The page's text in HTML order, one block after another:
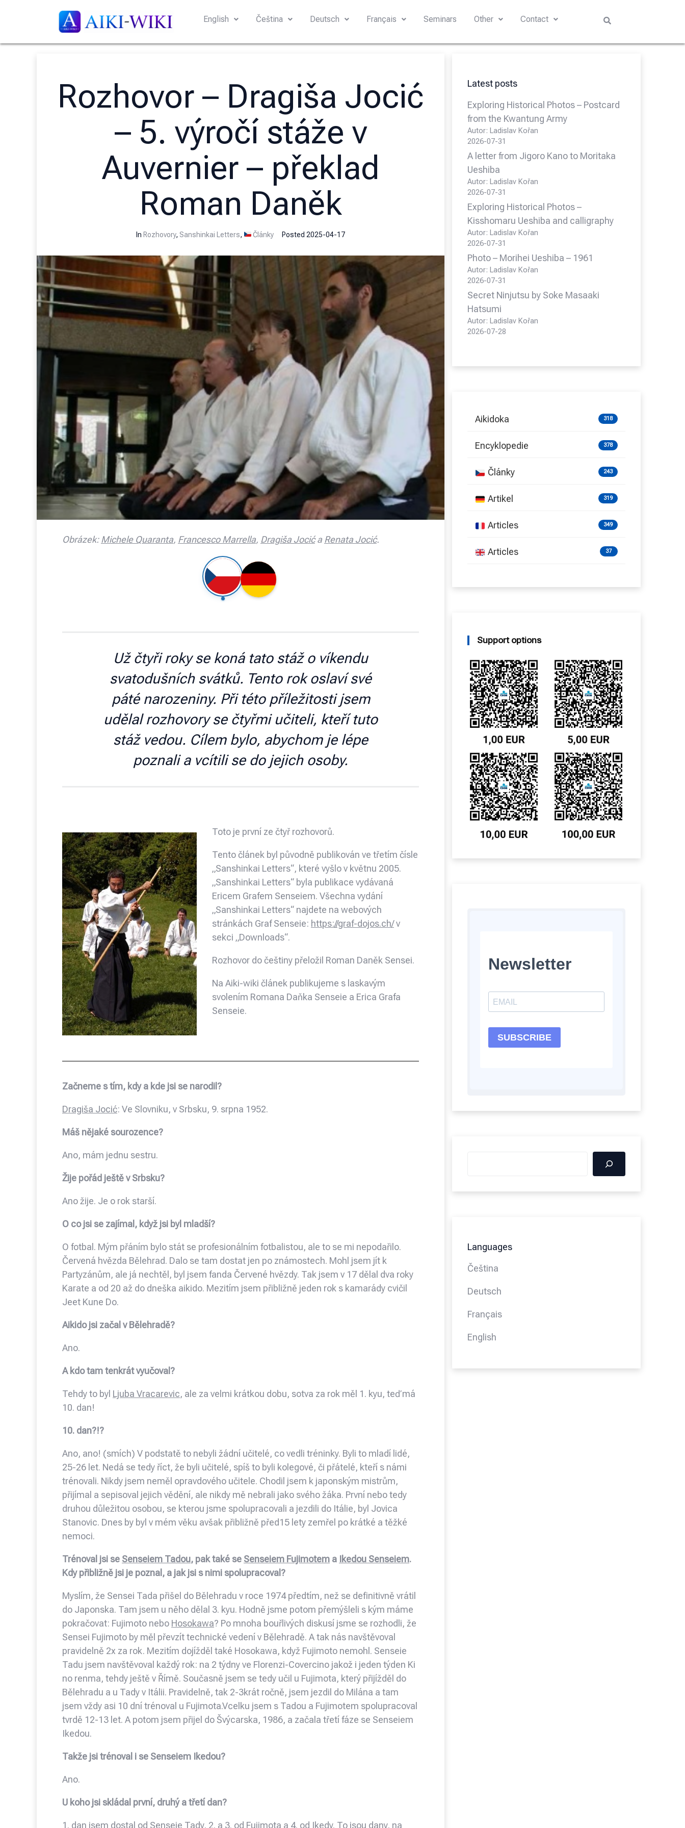
English Čeština Deutsch Français Seminars Other Contact
Rozhovor – Dragiša Jocić
– 5. výročí stáže v
Auvernier – překlad
Roman Daněk
In Rozhovory, Sanshinkai Letters, Články Posted 2025-04-17
Obrázek: Michele Quaranta, Francesco Marrella, Dragiša Jocića Renata Jocić.
Už čtyři roky se koná tato stáž o víkendu
svatodušních svátků. Tento rok oslaví své
páté narozeniny. Při této příležitosti jsem
udělal rozhovory se čtyřmi učiteli, kteří tuto
stáž vedou. Cílem bylo, abychom je lépe
poznali a vcítili se do jejich osoby.
Toto je první ze čtyř rozhovorů.
Tento článek byl původně publikován ve třetím čísle
„Sanshinkai Letters“, které vyšlo v květnu 2005.
„Sanshinkai Letters“ byla publikace vydávaná
Ericem Grafem Senseiem. Všechna vydání
„Sanshinkai Letters“ najdete na webových
stránkách Graf Senseie: https://graf-dojos.ch/v
sekci „Downloads“.
Rozhovor do češtiny přeložil Roman Daněk Sensei.
Na Aiki-wiki článek publikujeme s laskavým
svolením Romana Daňka Senseie a Erica Grafa
Senseie.
Začneme s tím, kdy a kde jsi se narodil?
Dragiša Jocić: Ve Slovniku, v Srbsku, 9. srpna 1952.
Máš nějaké sourozence?
Ano, mám jednu sestru.
Žije pořád ještě v Srbsku?
Ano žije. Je o rok starší.
O co jsi se zajímal, když jsi byl mladší?
O fotbal. Mým přáním bylo stát se profesionálním fotbalistou, ale to se mi nepodařilo.
Červená hvězda Bělehrad. Dalo se tam dostat jen po známostech. Mohl jsem jít k
Partyzánům, ale já nechtěl, byl jsem fanda Červené hvězdy. Tak jsem v 17 dělal dva roky
Karate a od 20 až do dneška aikido. Mezitím jsem přibližně jeden rok s kamarády cvičil
Jeet Kune Do.
Aikido jsi začal v Bělehradě?
Ano.
A kdo tam tenkrát vyučoval?
Tehdy to byl Ljuba Vracarevic, ale za velmi krátkou dobu, sotva za rok měl 1. kyu, teď má
10. dan!
10. dan?!?
Ano, ano! (smích) V podstatě to nebyli žádní učitelé, co vedli tréninky. Byli to mladí lidé,
25-26 let. Nedá se tedy říct, že byli učitelé, spíš to byli kolegové, či přátelé, kteří s námi
trénovali. Nikdy jsem neměl opravdového učitele. Chodil jsem k japonským mistrům,
přijímal a sepisoval jejich vědění, ale nikdy mě nebrali jako svého žáka. První nebo tedy
druhou důležitou osobou, se kterou jsme spolupracovali a jezdili do Itálie, byl Jovica
Stanovic. Dnes by byl v mém věku avšak přibližně před15 lety zemřel po krátké a těžké
nemoci.
Trénoval jsi se Senseiem Tadou, pak také se Senseiem Fujimotem a Ikedou Senseiem.
Kdy přibližně jsi je poznal, a jak jsi s nimi spolupracoval?
Myslím, že Sensei Tada přišel do Bělehradu v roce 1974 předtím, než se definitivně vrátil
do Japonska. Tam jsem u něho dělal 3. kyu. Hodně jsme potom přemýšleli s kým máme
pokračovat: Fujimoto nebo Hosokawa? Po mnoha bouřlivých diskusí jsme se rozhodli, že
Sensei Fujimoto by měl převzít technické vedení v Bělehradě. A tak nás navštěvoval
pravidelně 2x za rok. Mezitím dojížděl také Hosokawa, když Fujimoto nemohl. Senseie
Tadu jsem navštěvoval každý rok: na 2 týdny ve Florenzi-Covercino jakož i jeden týden Ki
no renma, tehdy ještě v Římě. Současně jsem se tedy učil u Fujimota, který přijížděl do
Bělehradu a u Tady v Itálii. Pravidelně, tak 2-3krát ročně, jsem jezdil do Milána a tam
jsem vždy asi 10 dní trénoval u Fujimota.Vcelku jsem s Tadou a Fujimotem spolupracoval
tvrdě 12-13 let. A potom jsem přijel do Švýcarska, 1986, a začala třetí fáze se Senseiem
Ikedou.
Takže jsi trénoval i se Senseiem Ikedou?
Ano.
U koho jsi skládal první, druhý a třetí dan?
1. dan jsem dostal od Senseie Tady, 2. a 3. od Fujimota a 4. od Ikedy. To jsou dany, na
Latest posts
Exploring Historical Photos – Postcard
from the Kwantung Army
Autor: Ladislav Kořan
2026-07-31
A letter from Jigoro Kano to Moritaka
Ueshiba
Autor: Ladislav Kořan
2026-07-31
Exploring Historical Photos –
Kisshomaru Ueshiba and calligraphy
Autor: Ladislav Kořan
2026-07-31
Photo – Morihei Ueshiba – 1961
Autor: Ladislav Kořan
2026-07-31
Secret Ninjutsu by Soke Masaaki
Hatsumi
Autor: Ladislav Kořan
2026-07-28
Aikidoka 318
Encyklopedie 378
Články 243
Artikel 319
Articles 349
Articles 37
Support options
Languages
Čeština
Deutsch
Français
English